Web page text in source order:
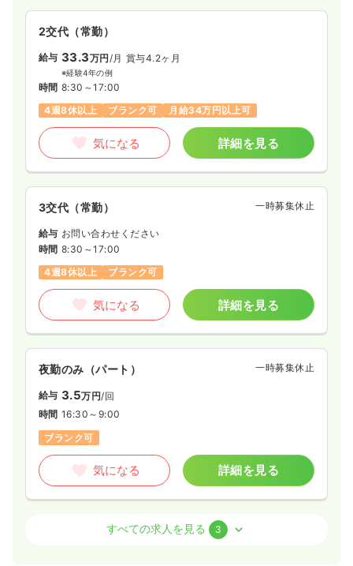
2交代（常勤）
給与 33.3万円 /月 賞与4.2ヶ月
※経験4年の例
時間 8:30～17:00
4週8休以上
ブランク可 月給34万円以上可
気になる 詳細を見る
3交代（常勤） 一時募集休止
給与 お問い合わせください
時間 8:30～17:00
4週8休以上
ブランク可
気になる 詳細を見る
夜勤のみ（パート） 一時募集休止
給与 3.5万円/回
時間 16:30～9:00
ブランク可
気になる 詳細を見る
すべての求人を見る 3